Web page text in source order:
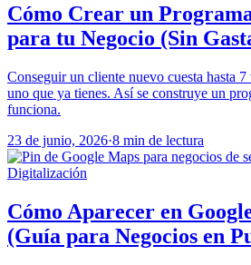
Cómo Crear un
para tu Negocio (Sin
Conseguir un cliente nuevo cuesta hasta 7
uno que ya tienes. Así se construye un
funciona.
23 de junio, 2026·8 min de lectura
Digitalización
Cómo Aparecer en
(Guía para Negocios en